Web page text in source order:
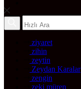
ziyaret
zihin
zeytin
Zeydan Karalar
zengin
zeki müren